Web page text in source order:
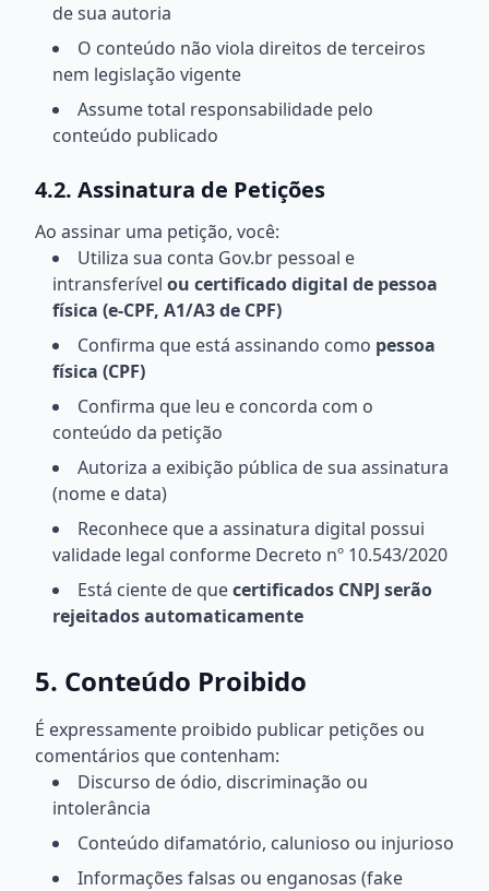
de sua autoria
O conteúdo não viola direitos de terceiros
nem legislação vigente
Assume total responsabilidade pelo
conteúdo publicado
4.2. Assinatura de Petições
Ao assinar uma petição, você:
Utiliza sua conta Gov.br pessoal e
intransferível ou certificado digital de pessoa
física (e-CPF, A1/A3 de CPF)
Confirma que está assinando como pessoa
física (CPF)
Confirma que leu e concorda com o
conteúdo da petição
Autoriza a exibição pública de sua assinatura
(nome e data)
Reconhece que a assinatura digital possui
validade legal conforme Decreto nº 10.543/2020
Está ciente de quecertificados CNPJ serão
rejeitados automaticamente
5. Conteúdo Proibido
É expressamente proibido publicar petições ou
comentários que contenham:
Discurso de ódio, discriminação ou
intolerância
Conteúdo difamatório, calunioso ou injurioso
Informações falsas ou enganosas (fake